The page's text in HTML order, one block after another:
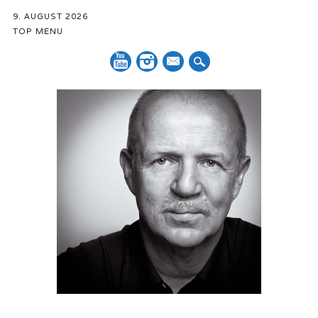
9. AUGUST 2026
TOP MENU
Mail